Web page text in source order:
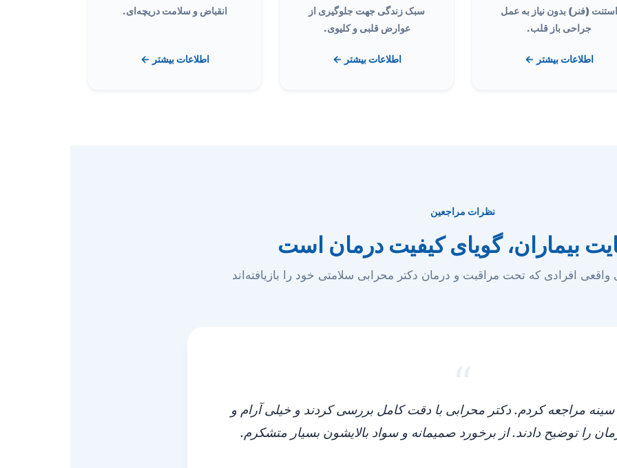
استنت (فنر) بدون نیاز به عمل
جراحی باز قلب.
اطلاعات بیشتر ←
سبک زندگی جهت جلوگیری از
عوارض قلبی و کلیوی.
اطلاعات بیشتر ←
انقباض و سلامت دریچه‌ای.
اطلاعات بیشتر ←
نظرات مراجعین
بیماران، گویای کیفیت درمان است
واقعی افرادی که تحت مراقبت و درمان دکتر محرابی سلامتی خود را بازیافته‌اند
“
مراجعه کردم. دکتر محرابی با دقت کامل بررسی کردند و خیلی آرام و
را توضیح دادند. از برخورد صمیمانه و سواد بالایشون بسیار متشکرم.